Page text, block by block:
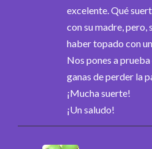
excelente. Qué
con su madre, pero,
haber topado con
Nos pones a
ganas de perder la
¡Mucha suerte!
¡Un saludo!